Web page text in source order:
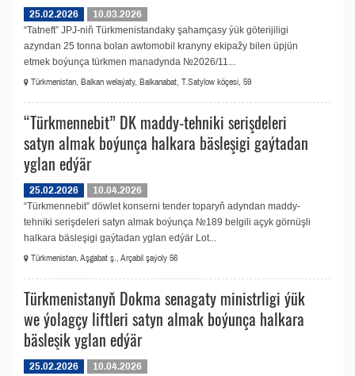
25.02.2026
10.03.2026
“Tatneft” JPJ-niň Türkmenistandaky şahamçasy ýük göterijiligi
azyndan 25 tonna bolan awtomobil kranyny ekipažy bilen üpjün
etmek boýunça türkmen manadynda №2026/11...
Türkmenistan, Balkan welaýaty, Balkanabat, T.Satylow köçesi, 59
“Türkmennebit” DK maddy-tehniki serişdeleri
satyn almak boýunça halkara bäsleşigi gaýtadan
yglan edýär
25.02.2026
10.04.2026
“Türkmennebit” döwlet konserni tender toparyň adyndan maddy-
tehniki serişdeleri satyn almak boýunça №189 belgili açyk görnüşli
halkara bäsleşigi gaýtadan yglan edýär Lot...
Türkmenistan, Aşgabat ş., Arçabil şaýoly 56
Türkmenistanyň Dokma senagaty ministrligi ýük
we ýolagçy liftleri satyn almak boýunça halkara
bäsleşik yglan edýär
25.02.2026
10.04.2026